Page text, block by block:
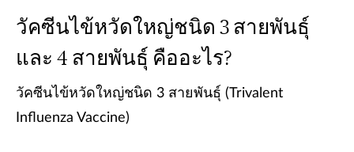
วัคซีนไข้หวัดใหญ่ชนิด 3 สายพันธุ์
และ 4 สายพันธุ์ คืออะไร?
วัคซีนไข้หวัดใหญ่ชนิด 3 สายพันธุ์ (Trivalent
Influenza Vaccine)